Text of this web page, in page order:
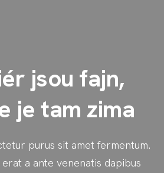
jsou fajn,
je tam zima
purus sit amet fermentum.
a ante venenatis dapibus